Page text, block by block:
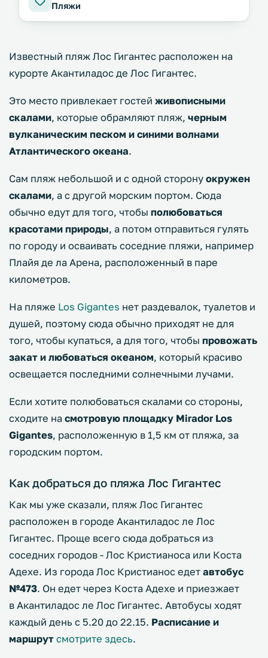
Пляжи
Известный пляж Лос Гигантес расположен на
курорте Акантиладос де Лос Гигантес.
Это место привлекает гостей живописными
скалами, которые обрамляют пляж, черным
вулканическим песком и синими волнами
Атлантического океана.
Сам пляж небольшой и с одной сторону окружен
скалами, а с другой морским портом. Сюда
обычно едут для того, чтобы полюбоваться
красотами природы, а потом отправиться гулять
по городу и осваивать соседние пляжи, например
Плайя де ла Арена, расположенный в паре
километров.
На пляже Los Gigantes нет раздевалок, туалетов и
душей, поэтому сюда обычно приходят не для
того, чтобы купаться, а для того, чтобы провожать
закат и любоваться океаном, который красиво
освещается последними солнечными лучами.
Если хотите полюбоваться скалами со стороны,
сходите на смотровую площадку Mirador Los
Gigantes, расположенную в 1,5 км от пляжа, за
городским портом.
Как добраться до пляжа Лос Гигантес
Как мы уже сказали, пляж Лос Гигантес
расположен в городе Акантиладос ле Лос
Гигантес. Проще всего сюда добраться из
соседних городов - Лос Кристианоса или Коста
Адехе. Из города Лос Кристианос едет автобус
№473. Он едет через Коста Адехе и приезжает
в Акантиладос ле Лос Гигантес. Автобусы ходят
каждый день с 5.20 до 22.15. Расписание и
маршрут смотрите здесь.